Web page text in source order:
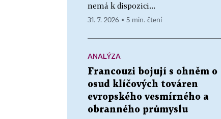
nemá k dispozici...
31. 7. 2026 ▪ 5 min. čtení
ANALÝZA
Francouzi bojují s ohněm o
osud klíčových továren
evropského vesmírného a
obranného průmyslu